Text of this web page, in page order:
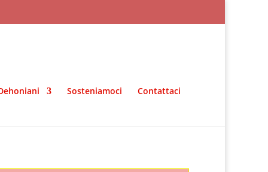
Sosteniamoci Contattaci